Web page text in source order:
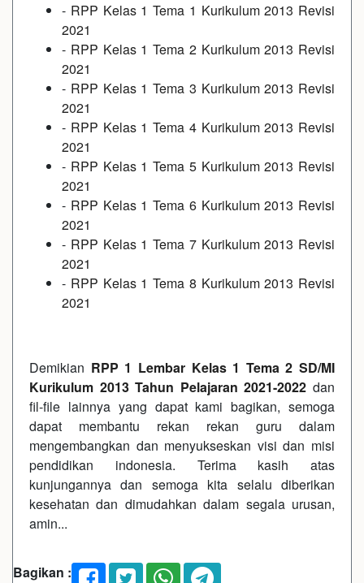
- RPP Kelas 1 Tema 1 Kurikulum 2013 Revisi
2021
- RPP Kelas 1 Tema 2 Kurikulum 2013 Revisi
2021
- RPP Kelas 1 Tema 3 Kurikulum 2013 Revisi
2021
- RPP Kelas 1 Tema 4 Kurikulum 2013 Revisi
2021
- RPP Kelas 1 Tema 5 Kurikulum 2013 Revisi
2021
- RPP Kelas 1 Tema 6 Kurikulum 2013 Revisi
2021
- RPP Kelas 1 Tema 7 Kurikulum 2013 Revisi
2021
- RPP Kelas 1 Tema 8 Kurikulum 2013 Revisi
2021
Demikian RPP 1 Lembar Kelas 1 Tema 2 SD/MI
Kurikulum 2013 Tahun Pelajaran 2021-2022 dan
fil-file lainnya yang dapat kami bagikan, semoga
dapat membantu rekan rekan guru dalam
mengembangkan dan menyukseskan visi dan misi
pendidikan indonesia. Terima kasih atas
kunjungannya dan semoga kita selalu diberikan
kesehatan dan dimudahkan dalam segala urusan,
amin...
Bagikan :